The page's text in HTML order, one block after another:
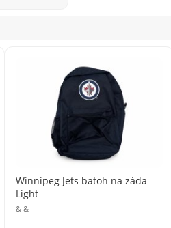
Winnipeg Jets batoh na záda
Light
& &